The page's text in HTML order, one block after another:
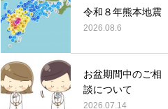
息子の野球生活が終わりま
した
令和８年熊本地震
2026.08.6
お盆期間中のご相
談について
2026.07.14